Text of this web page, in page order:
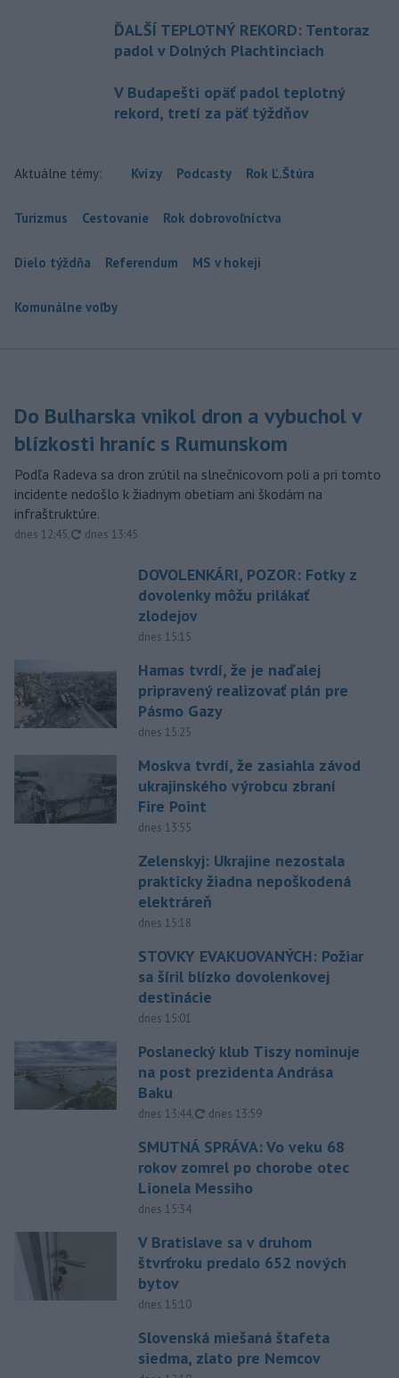
ĎALŠÍ TEPLOTNÝ REKORD: Tentoraz
padol v Dolných Plachtinciach
V Budapešti opäť padol teplotný
rekord, tretí za päť týždňov
Aktuálne témy: Kvízy Podcasty Rok Ľ.Štúra
Turizmus Cestovanie Rok dobrovoľníctva
Dielo týždňa Referendum MS v hokeji
Komunálne voľby
Do Bulharska vnikol dron a vybuchol v
blízkosti hraníc s Rumunskom
Podľa Radeva sa dron zrútil na slnečnicovom poli a pri tomto
incidente nedošlo k žiadnym obetiam ani škodám na
infraštruktúre.
dnes 12:45, aktualizované
dnes 13:45
DOVOLENKÁRI, POZOR: Fotky z
dovolenky môžu prilákať
zlodejov
dnes 15:15
Hamas tvrdí, že je naďalej
pripravený realizovať plán pre
Pásmo Gazy
dnes 15:25
Moskva tvrdí, že zasiahla závod
ukrajinského výrobcu zbraní
Fire Point
dnes 13:55
Zelenskyj: Ukrajine nezostala
prakticky žiadna nepoškodená
elektráreň
dnes 15:18
STOVKY EVAKUOVANÝCH: Požiar
sa šíril blízko dovolenkovej
destinácie
dnes 15:01
Poslanecký klub Tiszy nominuje
na post prezidenta Andrása
Baku
dnes 13:44, aktualizované
dnes 13:59
SMUTNÁ SPRÁVA: Vo veku 68
rokov zomrel po chorobe otec
Lionela Messiho
dnes 15:34
V Bratislave sa v druhom
štvrťroku predalo 652 nových
bytov
dnes 15:10
Slovenská miešaná štafeta
siedma, zlato pre Nemcov